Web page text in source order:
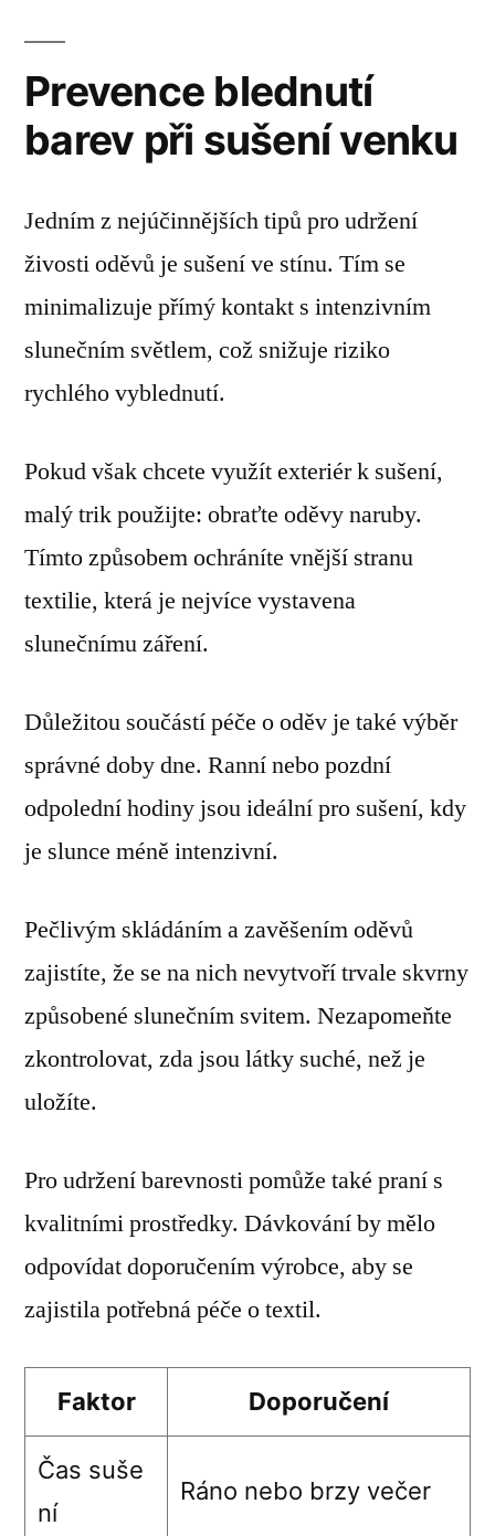
Prevence blednutí
barev při sušení venku
Jedním z nejúčinnějších tipů pro udržení
živosti oděvů je sušení ve stínu. Tím se
minimalizuje přímý kontakt s intenzivním
slunečním světlem, což snižuje riziko
rychlého vyblednutí.
Pokud však chcete využít exteriér k sušení,
malý trik použijte: obraťte oděvy naruby.
Tímto způsobem ochráníte vnější stranu
textilie, která je nejvíce vystavena
slunečnímu záření.
Důležitou součástí péče o oděv je také výběr
správné doby dne. Ranní nebo pozdní
odpolední hodiny jsou ideální pro sušení, kdy
je slunce méně intenzivní.
Pečlivým skládáním a zavěšením oděvů
zajistíte, že se na nich nevytvoří trvale skvrny
způsobené slunečním svitem. Nezapomeňte
zkontrolovat, zda jsou látky suché, než je
uložíte.
Pro udržení barevnosti pomůže také praní s
kvalitními prostředky. Dávkování by mělo
odpovídat doporučením výrobce, aby se
zajistila potřebná péče o textil.
Faktor Doporučení
Čas suše
ní
Ráno nebo brzy večer